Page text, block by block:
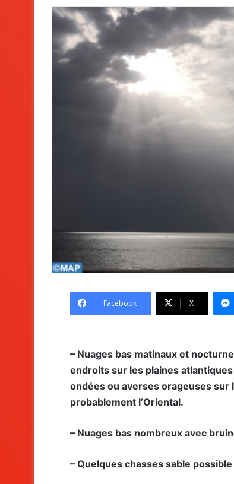
Facebook X
– Nuages bas matinaux et
endroits sur les plaines
ondées ou averses orageuses sur
probablement l’Oriental.
– Nuages bas nombreux avec
– Quelques chasses sable